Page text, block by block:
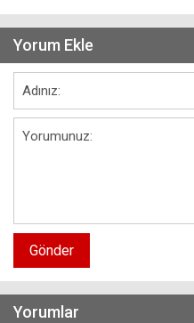
Yorum Ekle
Gönder
Yorumlar